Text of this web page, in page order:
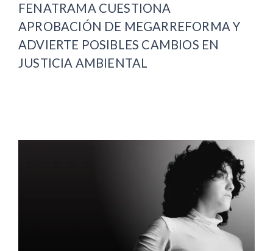
FENATRAMA CUESTIONA
APROBACIÓN DE MEGARREFORMA Y
ADVIERTE POSIBLES CAMBIOS EN
JUSTICIA AMBIENTAL